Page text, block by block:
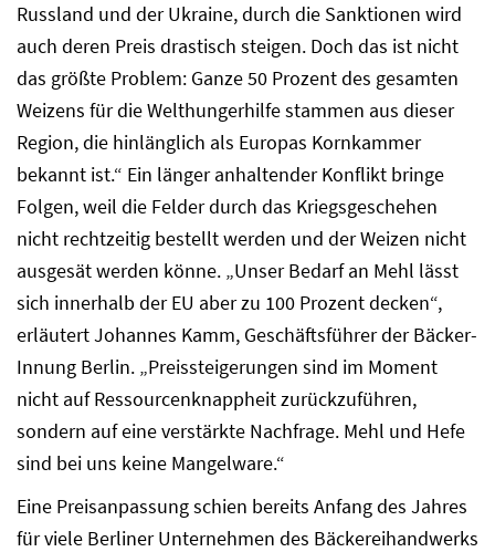
Russland und der Ukraine, durch die Sanktionen wird
auch deren Preis drastisch steigen. Doch das ist nicht
das größte Problem: Ganze 50 Prozent des gesamten
Weizens für die Welthungerhilfe stammen aus dieser
Region, die hinlänglich als Europas Kornkammer
bekannt ist.“ Ein länger anhaltender Konflikt bringe
Folgen, weil die Felder durch das Kriegsgeschehen
nicht rechtzeitig bestellt werden und der Weizen nicht
ausgesät werden könne. „Unser Bedarf an Mehl lässt
sich innerhalb der EU aber zu 100 Prozent decken“,
erläutert Johannes Kamm, Geschäftsführer der Bäcker-
Innung Berlin. „Preissteigerungen sind im Moment
nicht auf Ressourcenknappheit zurückzuführen,
sondern auf eine verstärkte Nachfrage. Mehl und Hefe
sind bei uns keine Mangelware.“
Eine Preisanpassung schien bereits Anfang des Jahres
für viele Berliner Unternehmen des Bäckereihandwerks